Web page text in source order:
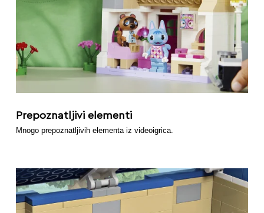
Prepoznatljivi elementi
Mnogo prepoznatljivih elementa iz videoigrica.